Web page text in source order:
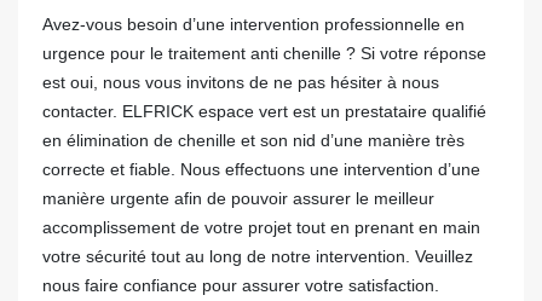
Avez-vous besoin d’une intervention professionnelle en
urgence pour le traitement anti chenille ? Si votre réponse
est oui, nous vous invitons de ne pas hésiter à nous
contacter. ELFRICK espace vert est un prestataire qualifié
en élimination de chenille et son nid d’une manière très
correcte et fiable. Nous effectuons une intervention d’une
manière urgente afin de pouvoir assurer le meilleur
accomplissement de votre projet tout en prenant en main
votre sécurité tout au long de notre intervention. Veuillez
nous faire confiance pour assurer votre satisfaction.